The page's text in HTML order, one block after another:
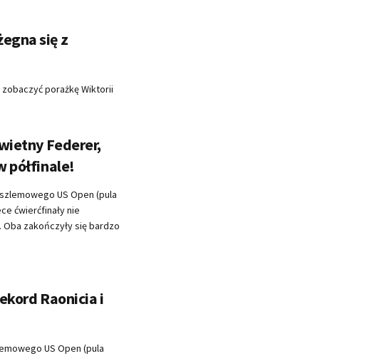
się z
porażkę Wiktorii
Federer,
półfinale!
US Open (pula
ćwierćfinały nie
zakończyły się bardzo
Raonicia i
US Open (pula